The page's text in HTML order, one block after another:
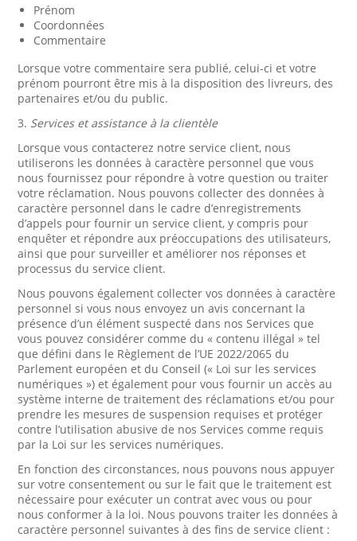
Prénom
Coordonnées
Commentaire
Lorsque votre commentaire sera publié, celui-ci et votre
prénom pourront être mis à la disposition des livreurs, des
partenaires et/ou du public.
3. Services et assistance à la clientèle
Lorsque vous contacterez notre service client, nous
utiliserons les données à caractère personnel que vous
nous fournissez pour répondre à votre question ou traiter
votre réclamation. Nous pouvons collecter des données à
caractère personnel dans le cadre d’enregistrements
d’appels pour fournir un service client, y compris pour
enquêter et répondre aux préoccupations des utilisateurs,
ainsi que pour surveiller et améliorer nos réponses et
processus du service client.
Nous pouvons également collecter vos données à caractère
personnel si vous nous envoyez un avis concernant la
présence d’un élément suspecté dans nos Services que
vous pouvez considérer comme du « contenu illégal » tel
que défini dans le Règlement de l’UE 2022/2065 du
Parlement européen et du Conseil (« Loi sur les services
numériques ») et également pour vous fournir un accès au
système interne de traitement des réclamations et/ou pour
prendre les mesures de suspension requises et protéger
contre l’utilisation abusive de nos Services comme requis
par la Loi sur les services numériques.
En fonction des circonstances, nous pouvons nous appuyer
sur votre consentement ou sur le fait que le traitement est
nécessaire pour exécuter un contrat avec vous ou pour
nous conformer à la loi. Nous pouvons traiter les données à
caractère personnel suivantes à des fins de service client :